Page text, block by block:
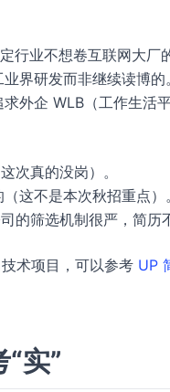
行业不想卷互联网大厂的
界研发而非继续读博的。
外企 WLB（工作生活平
次真的没岗）。
这不是本次秋招重点）。
的筛选机制很严，简历
术项目，可以参考 UP
实”